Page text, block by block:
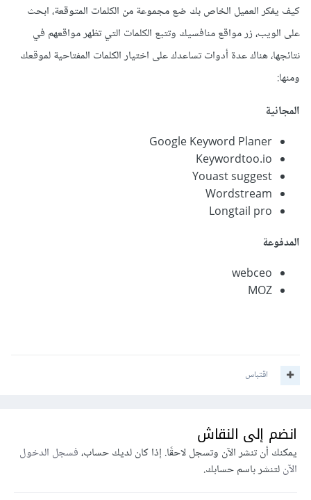
كيف يفكر العميل الخاص بك ضع مجموعة من الكلمات المتوقعة، ابحث
على الويب، زر مواقع منافسيك وتتبع الكلمات التي تظهر مواقعهم في
نتائجها، هناك عدة أدوات تساعدك على اختيار الكلمات المفتاحية لموقعك
ومنها:
المجانية
Google Keyword Planer
Keywordtoo.io
Youast suggest
Wordstream
Longtail pro
المدفوعة
webceo
MOZ
اقتباس
انضم إلى النقاش
يمكنك أن تنشر الآن وتسجل لاحقًا. إذا كان لديك حساب،فسجل الدخول
الآنلتنشر باسم حسابك.